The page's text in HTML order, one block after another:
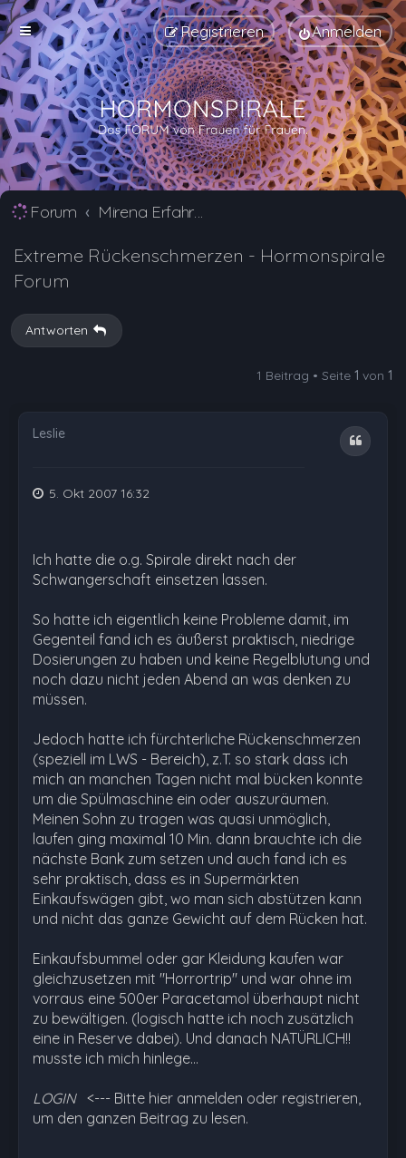
Anmelden
Registrieren
Forum Mirena Erfahrungsberichte und Nebenwirkungen
Extreme Rückenschmerzen - Hormonspirale
Forum
Antworten
1 Beitrag • Seite 1 von 1
Leslie Zitat
5. Okt 2007 16:32
Ich hatte die o.g. Spirale direkt nach der
Schwangerschaft einsetzen lassen.
So hatte ich eigentlich keine Probleme damit, im
Gegenteil fand ich es äußerst praktisch, niedrige
Dosierungen zu haben und keine Regelblutung und
noch dazu nicht jeden Abend an was denken zu
müssen.
Jedoch hatte ich fürchterliche Rückenschmerzen
(speziell im LWS - Bereich), z.T. so stark dass ich
mich an manchen Tagen nicht mal bücken konnte
um die Spülmaschine ein oder auszuräumen.
Meinen Sohn zu tragen was quasi unmöglich,
laufen ging maximal 10 Min. dann brauchte ich die
nächste Bank zum setzen und auch fand ich es
sehr praktisch, dass es in Supermärkten
Einkaufswägen gibt, wo man sich abstützen kann
und nicht das ganze Gewicht auf dem Rücken hat.
Einkaufsbummel oder gar Kleidung kaufen war
gleichzusetzen mit "Horrortrip" und war ohne im
vorraus eine 500er Paracetamol überhaupt nicht
zu bewältigen. (logisch hatte ich noch zusätzlich
eine in Reserve dabei). Und danach NATÜRLICH!!
musste ich mich hinlege…
LOGIN <--- Bitte hier anmelden oder registrieren,
um den ganzen Beitrag zu lesen.